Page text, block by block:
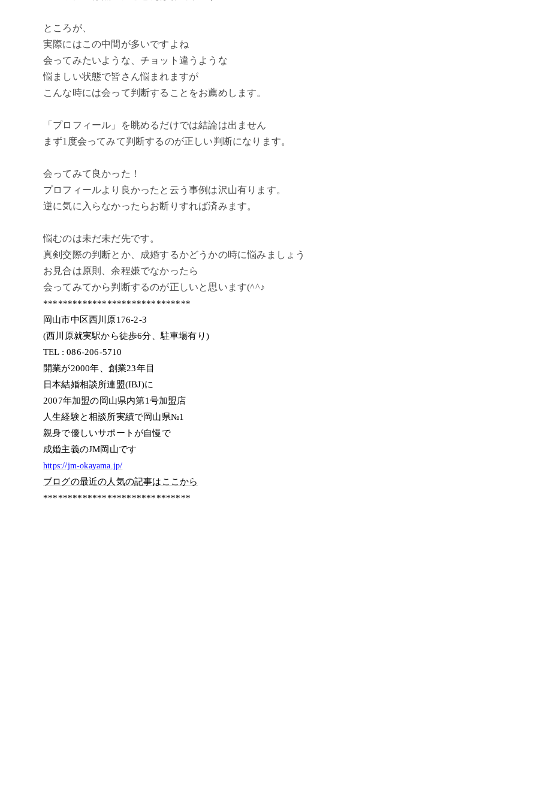
ところが、
実際にはこの中間が多いですよね
会ってみたいような、チョット違うような
悩ましい状態で皆さん悩まれますが
こんな時には会って判断することをお薦めします。
「プロフィール」を眺めるだけでは結論は出ません
まず1度会ってみて判断するのが正しい判断になります。
会ってみて良かった！
プロフィールより良かったと云う事例は沢山有ります。
逆に気に入らなかったらお断りすれば済みます。
悩むのは未だ未だ先です。
真剣交際の判断とか、成婚するかどうかの時に悩みましょう
お見合は原則、余程嫌でなかったら
会ってみてから判断するのが正しいと思います(^^♪
******************************
岡山市中区西川原176-2-3
(西川原就実駅から徒歩6分、駐車場有り)
TEL : 086-206-5710
開業が2000年、創業23年目
日本結婚相談所連盟(IBJ)に
2007年加盟の岡山県内第1号加盟店
人生経験と相談所実績で岡山県№1
親身で優しいサポートが自慢で
成婚主義のJM岡山です
https://jm-okayama.jp/
ブログの最近の人気の記事はここから
******************************